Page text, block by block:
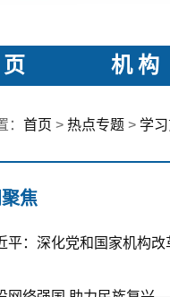
机 构
： 首页 > 热点专题 > 学
焦
平：深化党和国家机构